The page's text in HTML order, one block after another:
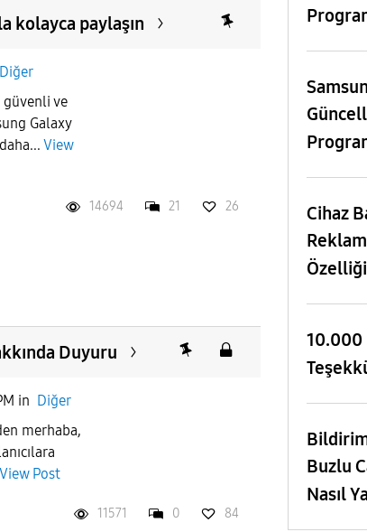
kolayca paylaşın
Diğer
güvenli ve
Galaxy
View
14694 21 26
Duyuru
in Diğer
merhaba,
View Post
11571 0 84
Cihaz
Özelliği
10.000
Buzlu
Nasıl